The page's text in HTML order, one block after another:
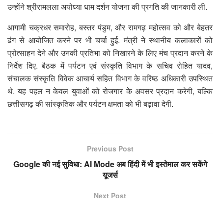
उन्होंने श्रीरामलला अयोध्या धाम दर्शन योजना की प्रगति की जानकारी ली.
आगामी चक्रधर समारोह, बस्तर पंडुम, और रामगढ़ महोत्सव को और बेहतर
ढंग से आयोजित करने पर भी चर्चा हुई. मंत्री ने स्थानीय कलाकारों को
प्रोत्साहन देने और उनकी प्रतिभा को निखारने के लिए मंच प्रदान करने के
निर्देश दिए. बैठक में पर्यटन एवं संस्कृति विभाग के सचिव रोहित यादव,
संचालक संस्कृति विवेक आचार्य सहित विभाग के वरिष्ठ अधिकारी उपस्थित
थे. यह पहल न केवल युवाओं को रोजगार के अवसर प्रदान करेगी, बल्कि
छत्तीसगढ़ की सांस्कृतिक और पर्यटन क्षमता को भी बढ़ावा देगी.
Previous Post
Google की नई सुविधा: AI Mode अब हिंदी में भी इस्तेमाल कर सकेंगे
यूजर्स
Next Post